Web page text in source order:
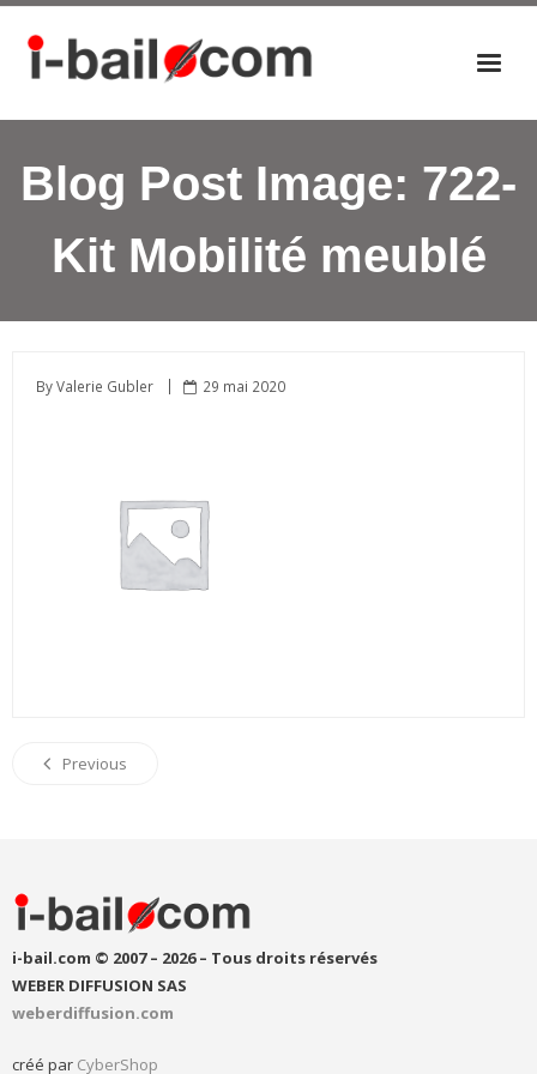
Actualités
Nos éditions
e
r
Blog Post Image: 722-
Kit Mobilité meublé
ByValerie Gubler 29 mai 2020
Previous
i-bail.com © 2007 – 2026 – Tous droits réservés
WEBER DIFFUSION SAS
weberdiffusion.com
créé par CyberShop